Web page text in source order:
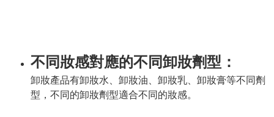
不同妝感對應的不同卸妝劑型：
卸妝產品有卸妝水、卸妝油、卸妝乳、卸妝膏等不同劑
型，不同的卸妝劑型適合不同的妝感。